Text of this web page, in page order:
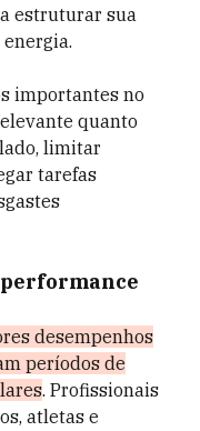
estruturar sua
importantes no
quanto
limitar
tarefas
desempenhos
períodos de
. Profissionais
atletas e